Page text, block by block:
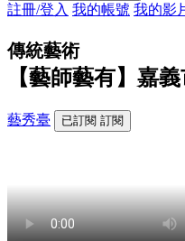
註冊/登入 我的帳號 我的影
傳統藝術
【藝師藝有】嘉
藝秀臺 已訂閱 訂閱